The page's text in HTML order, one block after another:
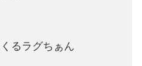
るラグちぁん